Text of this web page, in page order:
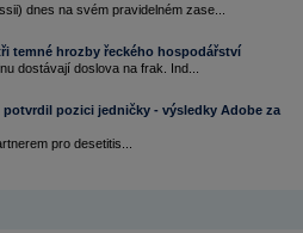
dnes na svém pravidelném zase...
temné hrozby řeckého hospodářství
dostávají doslova na frak. Ind...
pozici jedničky - výsledky Adobe za
pro desetitis...